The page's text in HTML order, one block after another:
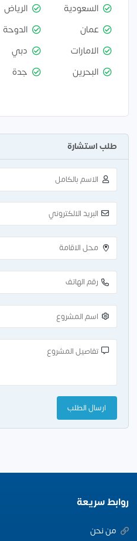
السعودية الرياض
عمان
الدوحة
الامارات
دبي
البحرين
جدة
طلب استشارة
روابط سريعة
من نحن